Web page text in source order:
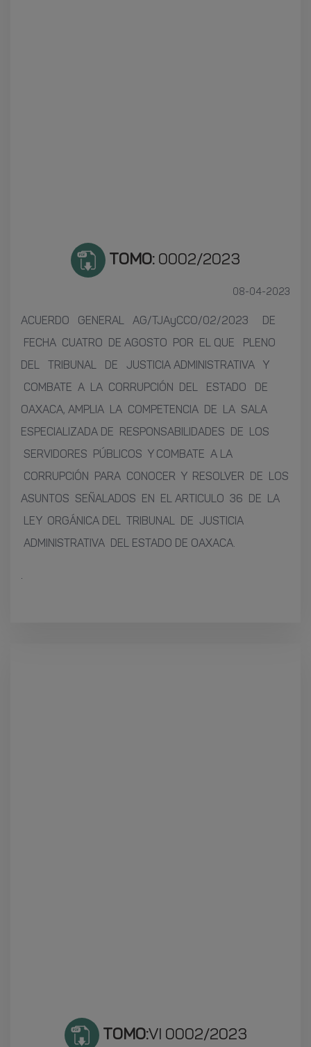
TOMO: 0002/2023
08-04-2023
ACUERDO GENERAL AG/TJAyCCO/02/2023 DE
FECHA CUATRO DE AGOSTO POR EL QUE PLENO
DEL TRIBUNAL DE JUSTICIA ADMINISTRATIVA Y
COMBATE A LA CORRUPCIÓN DEL ESTADO DE
OAXACA, AMPLIA LA COMPETENCIA DE LA SALA
ESPECIALIZADA DE RESPONSABILIDADES DE LOS
SERVIDORES PÚBLICOS Y COMBATE A LA
CORRUPCIÓN PARA CONOCER Y RESOLVER DE LOS
ASUNTOS SEÑALADOS EN EL ARTICULO 36 DE LA
LEY ORGÁNICA DEL TRIBUNAL DE JUSTICIA
ADMINISTRATIVA DEL ESTADO DE OAXACA.
.
TOMO:VI 0002/2023